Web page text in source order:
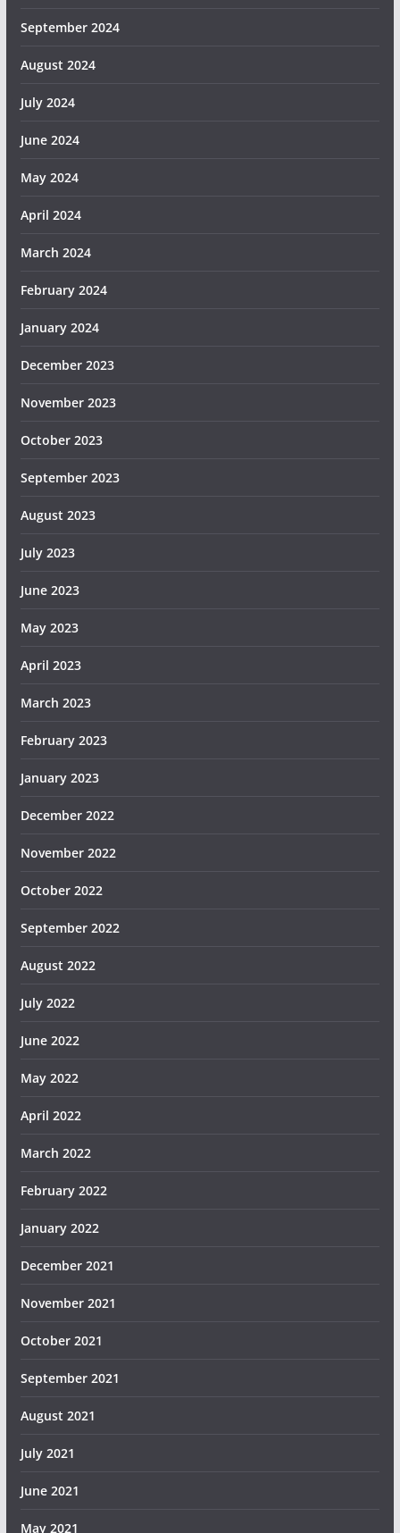
September 2024
August 2024
July 2024
June 2024
May 2024
April 2024
March 2024
February 2024
January 2024
December 2023
November 2023
October 2023
September 2023
August 2023
July 2023
June 2023
May 2023
April 2023
March 2023
February 2023
January 2023
December 2022
November 2022
October 2022
September 2022
August 2022
July 2022
June 2022
May 2022
April 2022
March 2022
February 2022
January 2022
December 2021
November 2021
October 2021
September 2021
August 2021
July 2021
June 2021
May 2021